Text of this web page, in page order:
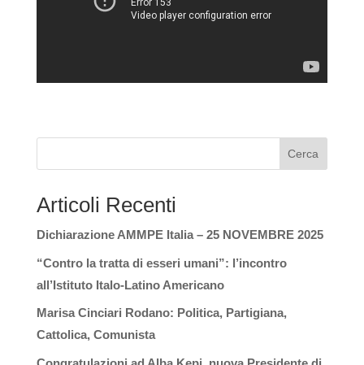
Cerca
Articoli Recenti
Dichiarazione AMMPE Italia – 25 NOVEMBRE 2025
“Contro la tratta di esseri umani”: l’incontro
all’Istituto Italo-Latino Americano
Marisa Cinciari Rodano: Politica, Partigiana,
Cattolica, Comunista